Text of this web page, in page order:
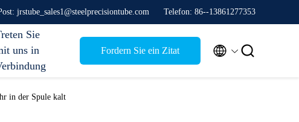
jrstube_sales1@steelprecisiontube.com Telefon: 86--13861277353
Sie
uns in
Fordern Sie ein Zitat  
in der Spule kalt